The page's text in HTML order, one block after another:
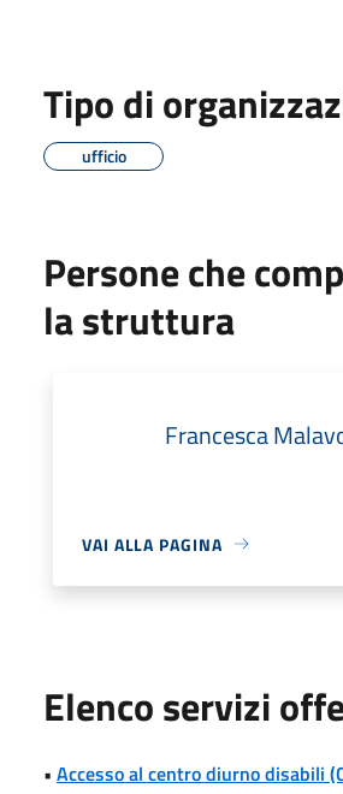
Tipo di
ufficio
Persone che
la struttura
Francesca
VAI ALLA PAGINA
Elenco servizi
• Accesso al centro diurno disabili